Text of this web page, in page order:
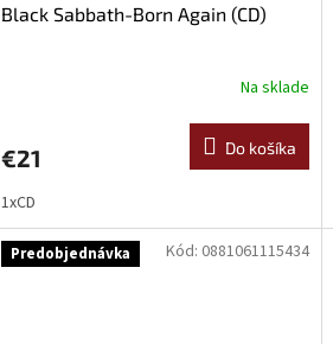
Black Sabbath-Born Again (CD)
Na sklade
€21 Do košíka
1xCD
Predobjednávka Kód: 0881061115434